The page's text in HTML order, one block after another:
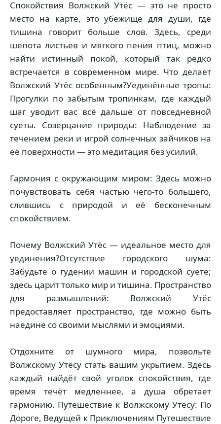
Спокойствия Волжский Утёс — это не просто
место на карте, это убежище для души, где
тишина говорит больше слов. Здесь, среди
шепота листьев и мягкого пения птиц, можно
найти истинный покой, который так редко
встречается в современном мире. Что делает
Волжский Утёс особенным?Уединённые тропы:
Прогулки по забытым тропинкам, где каждый
шаг уводит вас всё дальше от повседневной
суеты. Созерцание природы: Наблюдение за
течением реки и игрой солнечных зайчиков на
её поверхности — это медитация без усилий.
Гармония с окружающим миром: Здесь можно
почувствовать себя частью чего-то большего,
слившись с природой и её бесконечным
спокойствием.
Почему Волжский Утёс — идеальное место для
уединения?Отсутствие городского шума:
Забудьте о гудении машин и городской суете;
здесь царит только мир и тишина. Пространство
для размышлений: Волжский Утёс
предоставляет пространство, где можно быть
наедине со своими мыслями и эмоциями.
Отдохните от шумного мира, позвольте
Волжскому Утёсу стать вашим укрытием. Здесь
каждый найдёт свой уголок спокойствия, где
время течёт медленнее, а душа обретает
гармонию. Путешествие к Волжскому Утёсу: По
Дороге, Ведущей к Приключениям Путешествие